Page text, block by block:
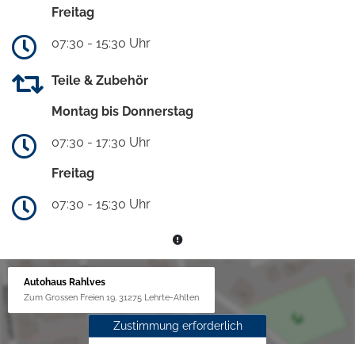
Freitag
07:30 - 15:30 Uhr
Teile & Zubehör
Montag bis Donnerstag
07:30 - 17:30 Uhr
Freitag
07:30 - 15:30 Uhr
Autohaus Rahlves
Zum Grossen Freien 19, 31275 Lehrte-Ahlten
Zustimmung erforderlich